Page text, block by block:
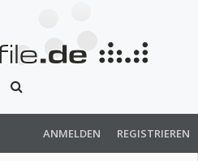
ANMELDEN REGISTRIEREN